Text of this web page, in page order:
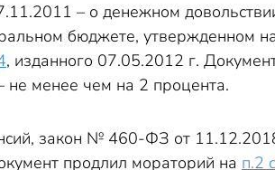
– о денежном
бюджете, утвержденном
, изданного 07.05.2012 г.
менее чем на 2 процента.
закон № 460-ФЗ от
продлил мораторий на п.2